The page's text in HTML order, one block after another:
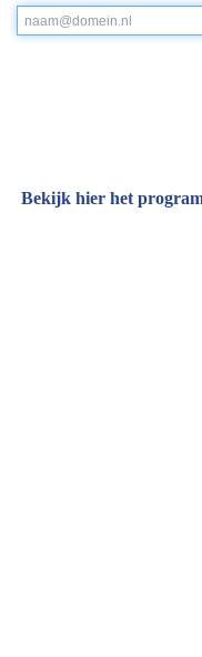
Bekijk hier het